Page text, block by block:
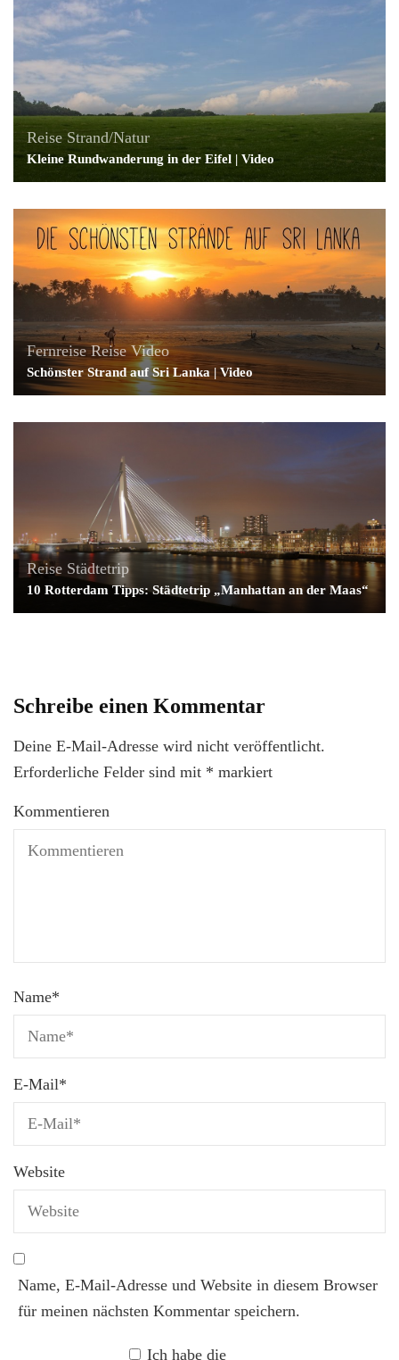
Reise Strand/Natur
Kleine Rundwanderung in der Eifel | Video
Fernreise Reise Video
Schönster Strand auf Sri Lanka | Video
Reise Städtetrip
10 Rotterdam Tipps: Städtetrip „Manhattan an der Maas“
Schreibe einen Kommentar
Deine E-Mail-Adresse wird nicht veröffentlicht.
Erforderliche Felder sind mit * markiert
Kommentieren
Name*
E-Mail*
Website
Name, E-Mail-Adresse und Website in diesem Browser
für meinen nächsten Kommentar speichern.
Ich habe die